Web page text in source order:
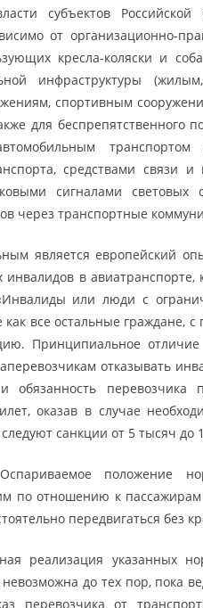
субъектов
от организационно-
кресла-коляски и
инфраструктуры
спортивным
для
средствами связи
сигналами световых
через транспортные
является европейский
инвалидов в
или люди с
как все остальные граждане,
Принципиальное отличие
отказывать
и обязанность
оказав в случае
санкции от 5 тысяч до
положение
по отношению к
передвигаться без
реализация указанных
до тех пор, пока
перевозчика от